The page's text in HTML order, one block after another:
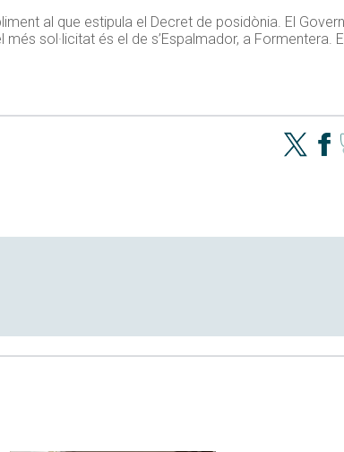
al que estipula el Decret de posidònia. El
sol·licitat és el de s’Espalmador, a Formentera.